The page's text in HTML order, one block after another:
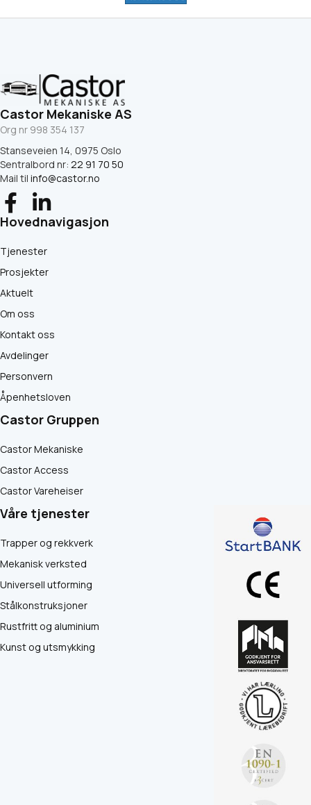
Castor Mekaniske AS
Org nr 998 354 137
Stanseveien 14, 0975 Oslo
Sentralbord nr: 22 91 70 50
Mail til info@castor.no
Hovednavigasjon
Tjenester
Prosjekter
Aktuelt
Om oss
Kontakt oss
Avdelinger
Personvern
Åpenhetsloven
Castor Gruppen
Castor Mekaniske
Castor Access
Castor Vareheiser
Våre tjenester
Trapper og rekkverk
Mekanisk verksted
Universell utforming
Stålkonstruksjoner
Rustfritt og aluminium
Kunst og utsmykking